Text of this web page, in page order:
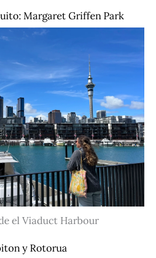
Margaret Griffen Park
el Viaduct Harbour
y Rotorua